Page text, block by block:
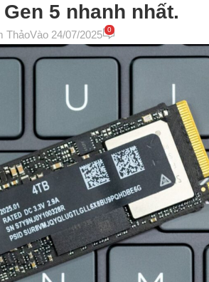
5 nhanh nhất.
ThảoVào 24/07/2025 0